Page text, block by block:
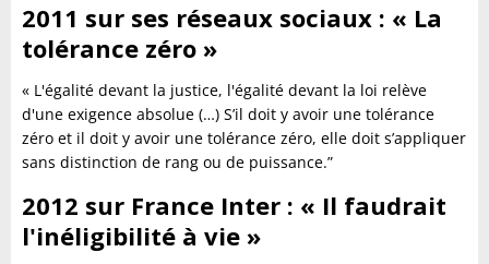
2011 sur ses réseaux sociaux : « La
tolérance zéro »
« L'égalité devant la justice, l'égalité devant la loi relève
d'une exigence absolue (…) S’il doit y avoir une tolérance
zéro et il doit y avoir une tolérance zéro, elle doit s’appliquer
sans distinction de rang ou de puissance.”
2012 sur France Inter : « Il faudrait
l'inéligibilité à vie »